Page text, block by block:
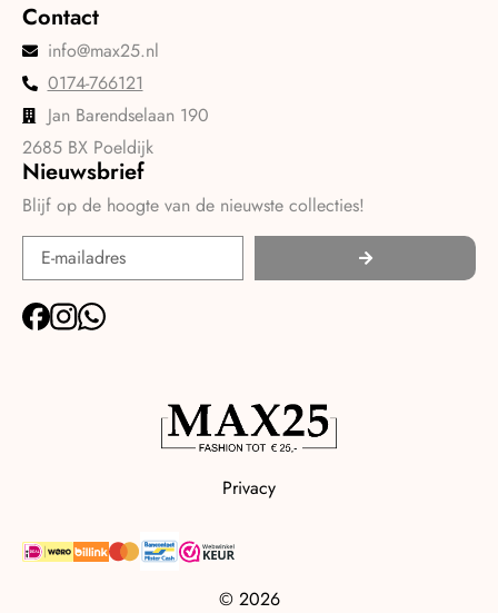
Contact
info@max25.nl
0174-766121
Jan Barendselaan 190
2685 BX Poeldijk
Nieuwsbrief
Blijf op de hoogte van de nieuwste collecties!
Privacy
© 2026